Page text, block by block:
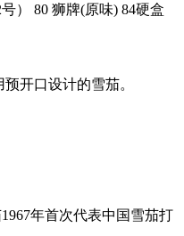
） 80 狮牌(原味) 84硬盒
开口设计的雪茄。
年首次代表中国雪茄打